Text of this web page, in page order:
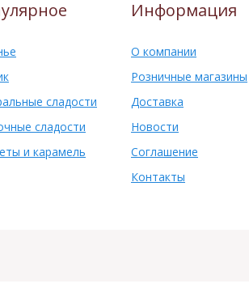
сладости
сладости
и карамель
Информация
О компании
Розничные магазины
Доставка
Новости
Соглашение
Контакты